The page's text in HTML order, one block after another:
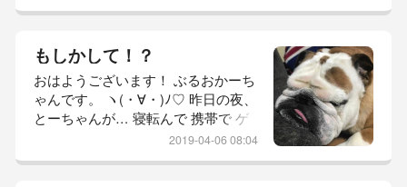
（*｀▽´*）ｳﾋｮﾋｮ 真っ平らの お顔で
良かった。 それでは 参りましょ
う！ 本日の 坊っちゃん レポ。 【 お
はよーごぜーまーす！ 】 先ずは 爆
睡中の 男性軍から。 (*￣(ｴ
もしかして！？
おはようございます！ ぶるおかーち
ゃんです。 ヽ(・∀・)ﾉ♡ 昨日の夜、
とーちゃんが… 寝転んで 携帯で ゲ
ームを。 かーちゃん トイレに入っ
2019-04-06 08:04